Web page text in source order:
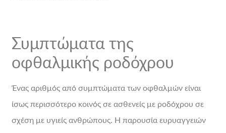
Συμπτώματα της
οφθαλμικής ροδόχρου
Ένας αριθμός από συμπτώματα των οφθαλμών είναι
ίσως περισσότερο κοινός σε ασθενείς με ροδόχρου σε
σχέση με υγιείς ανθρώπους. Η παρουσία ευρυαγγειών